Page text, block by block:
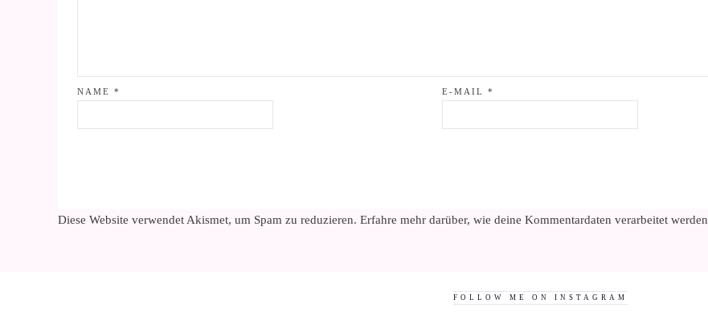
NAME * E-MAIL *
Diese Website verwendet Akismet, um Spam zu reduzieren. Erfahre mehr darüber, wie deine Kommentardaten verarbeitet werden
FOLLOW ME ON INSTAGRAM